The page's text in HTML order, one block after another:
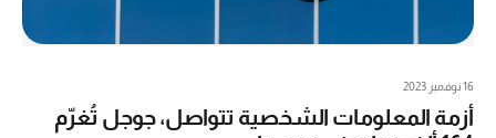
16 نوفمبر 2023
أزمة المعلومات الشخصية تتواصل، جوجل تُغرّم